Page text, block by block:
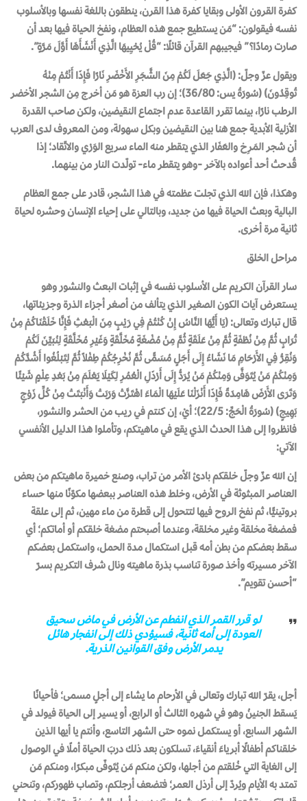
كفرة القرون الأولى وبقايا كفرة هذا القرن، ينطقون باللغة نفسها وبالأسلوب
نفسه فيقولون: “مَن يستطيع جمع هذه العظام، ونفخ الحياة فيها بعد أن
صارت رمادًا؟” فيجيبهم القرآن قائلًا: “قُلْ يُحْيِيهَا الَّذِي أَنْشَأَهَا أَوَّلَ مَرَّةٍ”.
ويقول عزّ وجلّ: (الَّذِي جَعَلَ لَكُمْ مِنَ الشَّجَرِ الأَخْضَرِ نَارًا فَإِذَا أَنْتُمْ مِنْهُ
تُوقِدُونَ) (سُورَةُ يس: 36/80)؛ إن رب العزة هو مَن أخرج مِن الشجر الأخضر
الرطب نارًا، بينما تقرر القاعدة عدم اجتماع النقيضين، ولكن صاحب القدرة
الأزلية الأبدية جمع هنا بين النقيضين وبكل سهولة، ومن المعروف لدى العرب
أن شجر المَرِخ والعَفَار الذي يتقطر منه الماء سريع الوَرْي والاتّقاد؛ إذا
قُدحتْ أحد أعواده بالآخر -وهو يتقطر ماء- تولّدت النار من بينهما.
وهكذا، فإن الله الذي تجلت عظمته في هذا الشجر، قادر على جمع العظام
البالية وبعث الحياة فيها من جديد، وبالتالي على إحياء الإنسان وحشره لحياة
ثانية مرة أخرى.
مراحل الخلق
سار القرآن الكريم على الأسلوب نفسه في إثبات البعث والنشور وهو
يستعرض آيات الكون الصغير الذي يتألف من أصغر أجزاء الذرة وجزيئاتها،
قال تبارك وتعالى: (يَا أَيُّهَا النَّاسُ إِنْ كُنْتُمْ فِي رَيْبٍ مِنَ الْبَعْثِ فَإِنَّا خَلَقْنَاكُمْ مِنْ
تُرَابٍ ثُمَّ مِنْ نُطْفَةٍ ثُمَّ مِنْ عَلَقَةٍ ثُمَّ مِنْ مُضْغَةٍ مُخَلَّقَةٍ وَغَيْرِ مُخَلَّقَةٍ لِنُبَيِّنَ لَكُمْ
وَنُقِرُّ فِي الأَرْحَامِ مَا نَشَاءُ إِلَى أَجَلٍ مُسَمًّى ثُمَّ نُخْرِجُكُمْ طِفْلاً ثُمَّ لِتَبْلُغُوا أَشُدَّكُمْ
وَمِنْكُمْ مَنْ يُتَوَفَّى وَمِنْكُمْ مَنْ يُرَدُّ إِلَى أَرْذَلِ الْعُمُرِ لِكَيْلَا يَعْلَمَ مِنْ بَعْدِ عِلْمٍ شَيْئًا
وَتَرَى الأَرْضَ هَامِدَةً فَإِذَا أَنْزَلْنَا عَلَيْهَا الْمَاءَ اهْتَزَّتْ وَرَبَتْ وَأَنْبَتَتْ مِنْ كُلِّ زَوْجٍ
بَهِيجٍ) (سُورَةُ الْحَجِّ: 22/5)؛ أيْ، إن كنتم في ريب من الحشر والنشور،
فانظروا إلى هذا الحدث الذي يقع في ماهيتكم، وتأملوا هذا الدليل الأنفسي
الآتي:
إن الله عزّ وجلّ خلقكم بادئ الأمر من تراب، وصنع خميرة ماهيتكم من بعض
العناصر المبثوثة في الأرض، وخلط هذه العناصر ببعضها مكوّنًا منها حساء
بروتينيًّا، ثم نفخ الروح فيها لتتحول إلى قطرة من ماء مهين، ثم إلى علقة
فمضغة مخلقة وغير مخلقة، وعندما أصبحتم مضغة خلقكم أو أماتكم؛ أي
سقط بعضكم من بطن أمه قبل استكمال مدة الحمل، واستكمل بعضكم
الآخر مسيرته وأخذ صورة تناسب بذرة ماهيته ونال شرف التكريم بسرّ
“أحسن تقويم”.
لو قرر القمر الذي انفطم عن الأرض في ماض سحيق
العودة إلى أمه ثانية، فسيؤدي ذلك إلى انفجار هائل
يدمر الأرض وفق القوانين الذرية.
أجل، يقرّ الله تبارك وتعالى في الأرحام ما يشاء إلى أجلٍ مسمى؛ فأحيانًا
يَسقط الجنينُ وهو في شهره الثالث أو الرابع، أو يسير إلى الحياة فيولد في
الشهر السابع، أو يستكمل نموه حتى الشهر التاسع، وأنتم يا أيها الذين
خلقناكم أطفالًا أبرياءَ أنقياءَ، تسلكون بعد ذلك دربَ الحياة أملًا في الوصول
إلى الغاية التي خُلقتم من أجلها، ولكن منكم مَن يُتَوفّى مبكرًا، ومنكم مَن
تمتد به الأيام ويُردّ إلى أرذل العمر؛ فتضعف أرجلكم، وتصاب ظهوركم، وتنحني